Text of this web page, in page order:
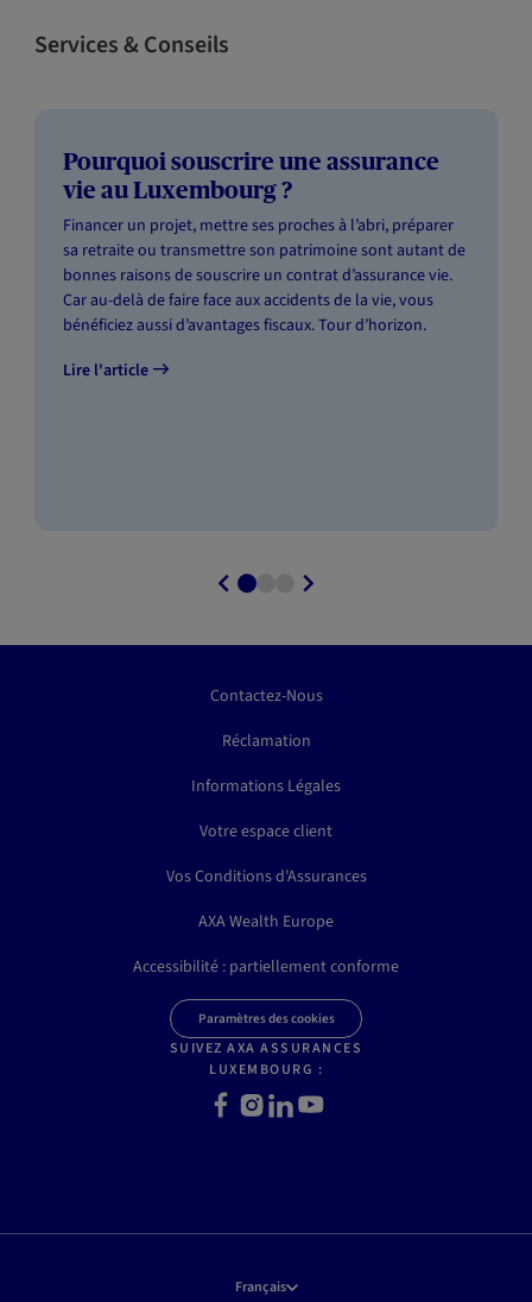
Services & Conseils
Pourquoi souscrire une assurance
vie au Luxembourg ?
Financer un projet, mettre ses proches à l’abri, préparer
sa retraite ou transmettre son patrimoine sont autant de
bonnes raisons de souscrire un contrat d’assurance vie.
Car au-delà de faire face aux accidents de la vie, vous
bénéficiez aussi d’avantages fiscaux. Tour d’horizon.
Lire l'article
Contactez-Nous
Réclamation
Informations Légales
Votre espace client
Vos Conditions d'Assurances
AXA Wealth Europe
Accessibilité : partiellement conforme
Paramètres des cookies
SUIVEZ AXA ASSURANCES
LUXEMBOURG :
Facebook
Instagram
LinkedInYoutube
Français